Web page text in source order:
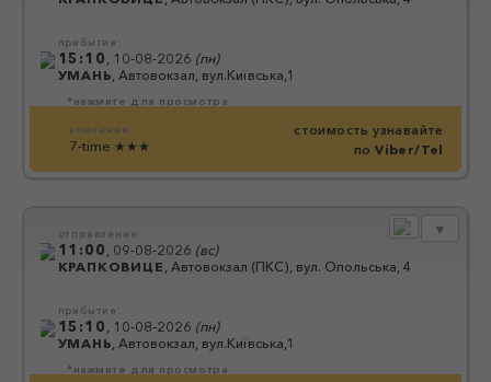
*нажмите для просмотра
прибытие:
15:10 10-08-2026 (пн)
УМАНЬ Автовокзал, вул.Київська,1
компания:
7-time ★★★
стоимость узнавайте
поViber/Tel
▼
*нажмите для просмотра
отправление:
11:00 09-08-2026 (вс)
КРАПКОВИЦЕ Автовокзал (ПКС), вул. Опольська, 4
прибытие:
15:10 10-08-2026 (пн)
УМАНЬ Автовокзал, вул.Київська,1